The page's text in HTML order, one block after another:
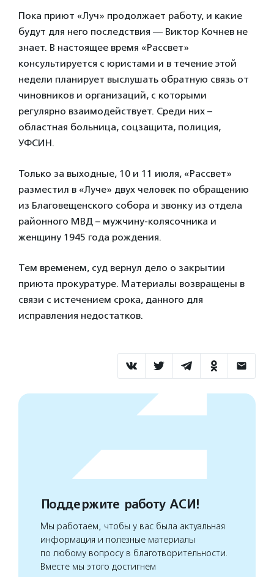
Пока приют «Луч» продолжает работу, и какие
будут для него последствия — Виктор Кочнев не
знает. В настоящее время «Рассвет»
консультируется с юристами и в течение этой
недели планирует выслушать обратную связь от
чиновников и организаций, с которыми
регулярно взаимодействует. Среди них –
областная больница, соцзащита, полиция,
УФСИН.
Только за выходные, 10 и 11 июля, «Рассвет»
разместил в «Луче» двух человек по обращению
из Благовещенского собора и звонку из отдела
районного МВД – мужчину-колясочника и
женщину 1945 года рождения.
Тем временем, суд вернул дело о закрытии
приюта прокуратуре. Материалы возвращены в
связи с истечением срока, данного для
исправления недостатков.
Поддержите работу АСИ!
Мы работаем, чтобы у вас была актуальная
информация и полезные материалы
по любому вопросу в благотворительности.
Вместе мы этого достигнем